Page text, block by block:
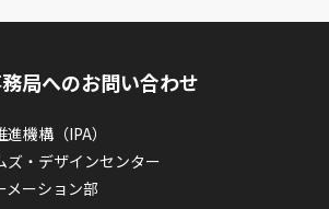
局へのお問い合わせ
機構（IPA）
ズ・デザインセンター
メーション部